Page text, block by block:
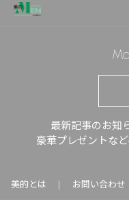
最新記事のお知
豪華プレゼントな
美的とは ｜ お問い合わせ